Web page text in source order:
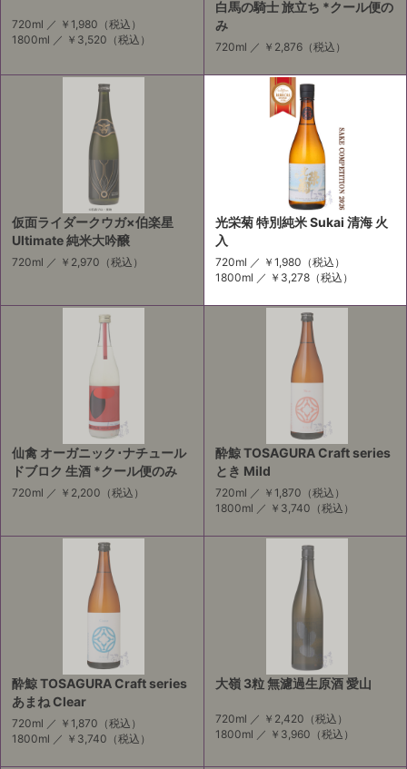
720ml ／ ￥1,980 （税込）
1800ml ／ ￥3,520 （税込）
白馬の騎士 旅立ち *クール便の
み
720ml ／ ￥2,876（税込）
仮面ライダークウガ×伯楽星
Ultimate 純米大吟醸
720ml ／ ￥2,970 （税込）
光栄菊 特別純米 Sukai 清海 火
入
720ml ／ ￥1,980 （税込）
1800ml ／ ￥3,278（税込）
仙禽 オーガニック･ナチュール
ドブロク 生酒 *クール便のみ
720ml ／ ￥2,200 （税込）
酔鯨 TOSAGURA Craft series
とき Mild
720ml ／ ￥1,870 （税込）
1800ml ／ ￥3,740 （税込）
酔鯨 TOSAGURA Craft series
あまね Clear
720ml ／ ￥1,870 （税込）
1800ml ／ ￥3,740 （税込）
大嶺 3粒 無濾過生原酒 愛山
720ml ／ ￥2,420 （税込）
1800ml ／ ￥3,960 （税込）